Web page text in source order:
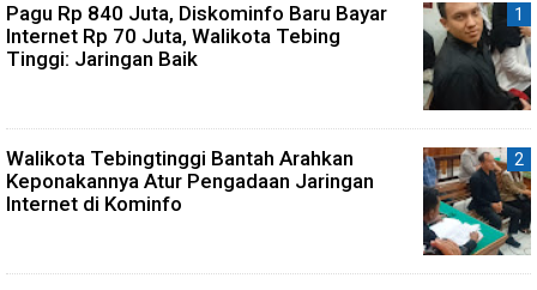
Pagu Rp 840 Juta, Diskominfo Baru Bayar
Internet Rp 70 Juta, Walikota Tebing
Tinggi: Jaringan Baik
Walikota Tebingtinggi Bantah Arahkan
Keponakannya Atur Pengadaan Jaringan
Internet di Kominfo